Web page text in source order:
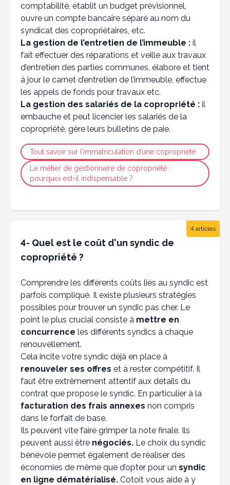
comptabilité, établit un budget prévisionnel,
ouvre un compte bancaire séparé au nom du
syndicat des copropriétaires, etc.
La gestion de l’entretien de l’immeuble : il
fait effectuer des réparations et veille aux travaux
d’entretien des parties communes, élabore et tient
à jour le carnet d’entretien de l’immeuble, effectue
les appels de fonds pour travaux etc.
La gestion des salariés de la copropriété : il
embauche et peut licencier les salariés de la
copropriété, gère leurs bulletins de paie.
Tout savoir sur l’immatriculation d’une copropriété
Le métier de gestionnaire de copropriété :
pourquoi est-il indispensable ?
4 articles
4- Quel est le coût d'un syndic de
copropriété ?
Comprendre les différents coûts liés au syndic est
parfois compliqué. Il existe plusieurs stratégies
possibles pour trouver un syndic pas cher. Le
point le plus crucial consiste à mettre en
concurrence les différents syndics à chaque
renouvellement.
Cela incite votre syndic déjà en place à
renouveler ses offres et à rester compétitif. Il
faut être extrêmement attentif aux détails du
contrat que propose le syndic. En particulier à la
facturation des frais annexes non compris
dans le forfait de base.
Ils peuvent vite faire grimper la note finale. Ils
peuvent aussi être négociés. Le choix du syndic
bénévole permet également de réaliser des
économies de même que d’opter pour un syndic
en ligne dématérialisé. Cotoit vous aide à y